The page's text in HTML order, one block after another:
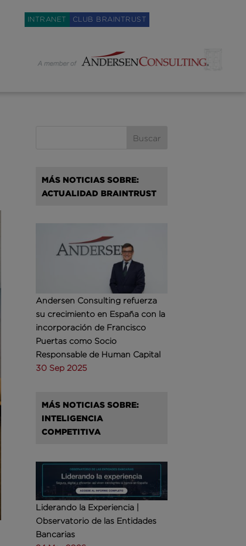
INTRANET CLUB BRAINTRUST
MÁS NOTICIAS SOBRE:
ACTUALIDAD BRAINTRUST
Andersen Consulting refuerza
su crecimiento en España con la
incorporación de Francisco
Puertas como Socio
Responsable de Human Capital
30 Sep 2025
MÁS NOTICIAS SOBRE:
INTELIGENCIA
COMPETITIVA
Liderando la Experiencia |
Observatorio de las Entidades
Bancarias